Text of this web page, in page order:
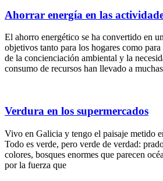
Ahorrar energía en las
El ahorro energético se ha convertido en
objetivos tanto para los hogares como
de la concienciación ambiental y la
consumo de recursos han llevado a
Verdura en los supermercados
Vivo en Galicia y tengo el paisaje metido
Todo es verde, pero verde de verdad:
colores, bosques enormes que parecen
por la fuerza que